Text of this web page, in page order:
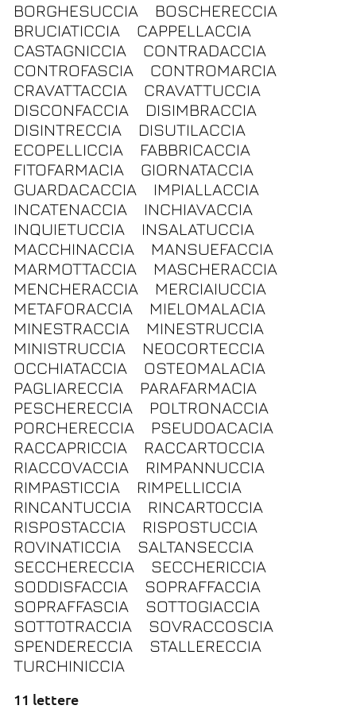
BORGHESUCCIA
BOSCHERECCIA
BRUCIATICCIA
CAPPELLACCIA
CASTAGNICCIA
CONTRADACCIA
CONTROFASCIA
CONTROMARCIA
CRAVATTACCIA
CRAVATTUCCIA
DISCONFACCIA
DISIMBRACCIA
DISINTRECCIA
DISUTILACCIA
ECOPELLICCIA
FABBRICACCIA
FITOFARMACIA
GIORNATACCIA
GUARDACACCIA
IMPIALLACCIA
INCATENACCIA
INCHIAVACCIA
INQUIETUCCIA
INSALATUCCIA
MACCHINACCIA
MANSUEFACCIA
MARMOTTACCIA
MASCHERACCIA
MENCHERACCIA
MERCIAIUCCIA
METAFORACCIA
MIELOMALACIA
MINESTRACCIA
MINESTRUCCIA
MINISTRUCCIA
NEOCORTECCIA
OCCHIATACCIA
OSTEOMALACIA
PAGLIARECCIA
PARAFARMACIA
PESCHERECCIA
POLTRONACCIA
PORCHERECCIA
PSEUDOACACIA
RACCAPRICCIA
RACCARTOCCIA
RIACCOVACCIA
RIMPANNUCCIA
RIMPASTICCIA
RIMPELLICCIA
RINCANTUCCIA
RINCARTOCCIA
RISPOSTACCIA
RISPOSTUCCIA
ROVINATICCIA
SALTANSECCIA
SECCHERECCIA
SECCHERICCIA
SODDISFACCIA
SOPRAFFACCIA
SOPRAFFASCIA
SOTTOGIACCIA
SOTTOTRACCIA
SOVRACCOSCIA
SPENDERECCIA
STALLERECCIA
TURCHINICCIA
11 lettere